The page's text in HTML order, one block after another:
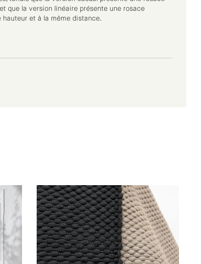
que la version linéaire présente une rosace
et à la même distance.